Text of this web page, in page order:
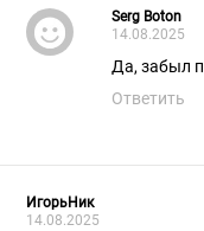
Serg Boton
14.08.2025
Да, забыл
Ответить
ИгорьНик
14.08.2025